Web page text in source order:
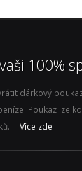
100%
dárkový
Poukaz lze
Více zde